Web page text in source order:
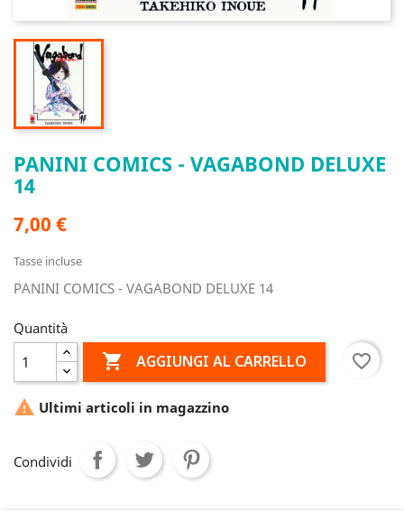
PANINI COMICS - VAGABOND DELUXE
14
7,00 €
Tasse incluse
PANINI COMICS - VAGABOND DELUXE 14
Quantità
 AGGIUNGI AL CARRELLO favorite_border
 Ultimi articoli in magazzino
Condividi